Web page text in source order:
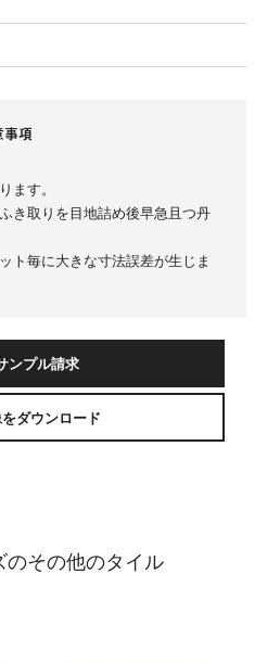
事項
ます。
き取りを目地詰め後早急且つ丹
ト毎に大きな寸法誤差が生じま
ンプル請求
ダウンロード
のその他のタイル